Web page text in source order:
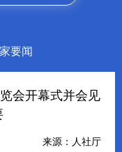
要闻
会开幕式并会见
来源：人社厅